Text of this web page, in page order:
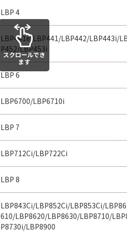
LBP 4
LBP441e/LBP441/LBP442/LBP443i/
P452/LBP453i
LBP 6
LBP6700/LBP6710i
LBP 7
LBP712Ci/LBP722Ci
LBP 8
LBP843Ci/LBP852Ci/LBP853Ci/
610/LBP8620/LBP8630/LBP8710/
P8730i/LBP8900
スクロールでき
ます